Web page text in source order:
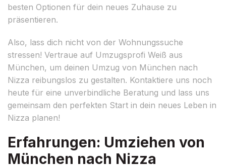
besten Optionen für dein neues Zuhause zu
präsentieren.
Also, lass dich nicht von der Wohnungssuche
stressen! Vertraue auf Umzugsprofi Weiß aus
München, um deinen Umzug von München nach
Nizza reibungslos zu gestalten. Kontaktiere uns noch
heute für eine unverbindliche Beratung und lass uns
gemeinsam den perfekten Start in dein neues Leben in
Nizza planen!
Erfahrungen: Umziehen von
München nach Nizza